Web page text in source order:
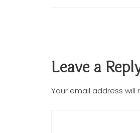
Leave a
Your email address will